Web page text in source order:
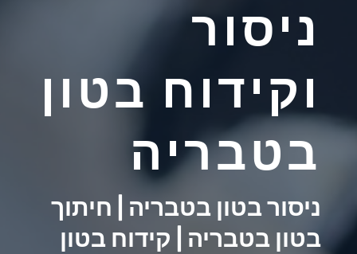
ניסור
וקידוח בטון
בטבריה
ניסור בטון בטבריה | חיתוך
בטון בטבריה | קידוח בטון